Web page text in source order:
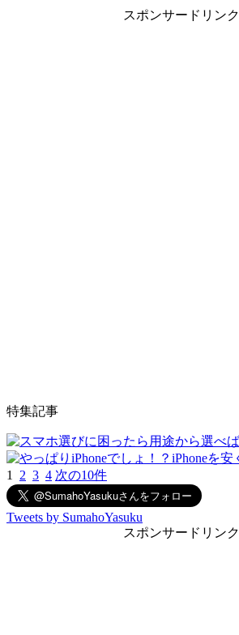
スポンサードリンク
特集記事
1 2 3 4 次の10件
Tweets by SumahoYasuku
スポンサードリンク